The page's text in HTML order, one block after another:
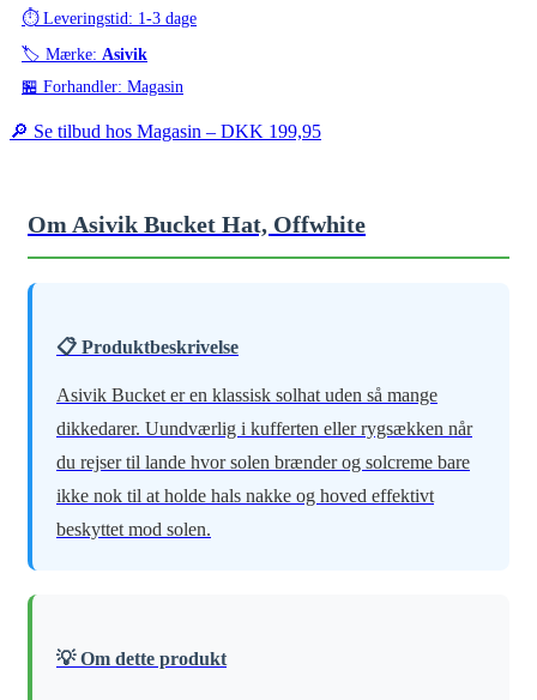
⏱️ Leveringstid: 1-3 dage
🏷️ Mærke: Asivik
🏪 Forhandler: Magasin
🔎 Se tilbud hos Magasin – DKK 199,95
Om Asivik Bucket Hat, Offwhite
📋 Produktbeskrivelse
Asivik Bucket er en klassisk solhat uden så mange
dikkedarer. Uundværlig i kufferten eller rygsækken når
du rejser til lande hvor solen brænder og solcreme bare
ikke nok til at holde hals nakke og hoved effektivt
beskyttet mod solen.
💡 Om dette produkt